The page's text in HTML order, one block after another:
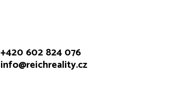
+420 602 824 076
info@reichreality.cz